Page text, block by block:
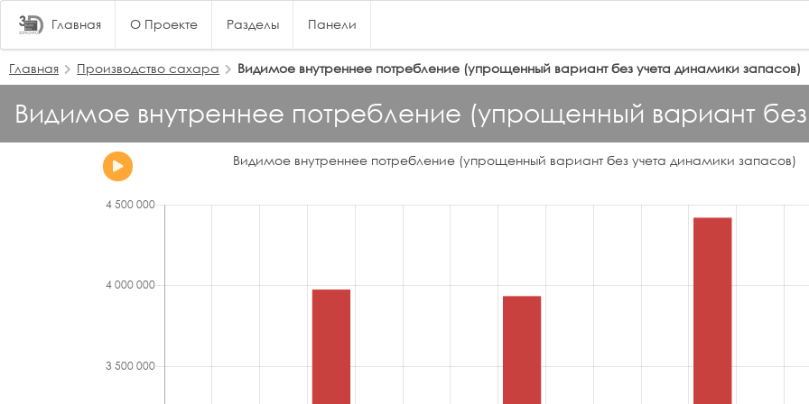
Главная О Проекте Разделы Панели
Главная Производство сахара Видимое внутреннее потребление (упрощенный вариант без учета динамики запасов)
Видимое внутреннее потребление (упрощенный вариант
Видимое внутреннее потребление (упрощенный вариант без учета динамики запасов)